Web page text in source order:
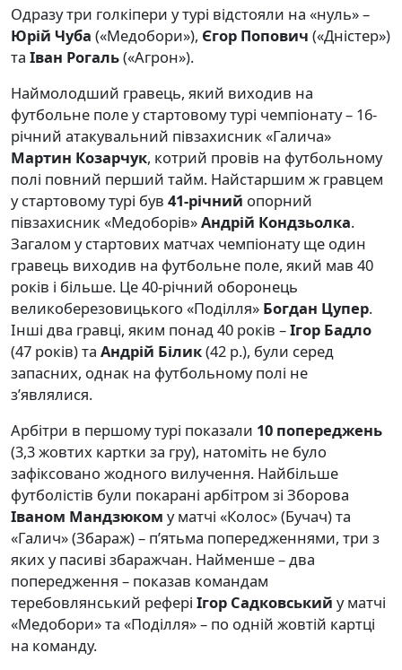
Одразу три голкіпери у турі відстояли на «нуль» –
Юрій Чуба («Медобори»), Єгор Попович («Дністер»)
та Іван Рогаль(«Агрон»).
Наймолодший гравець, який виходив на
футбольне поле у стартовому турі чемпіонату – 16-
річний атакувальний півзахисник «Галича»
Мартин Козарчук, котрий провів на футбольному
полі повний перший тайм. Найстаршим ж гравцем
у стартовому турі був 41-річний опорний
півзахисник «Медоборів»Андрій Кондзьолка.
Загалом у стартових матчах чемпіонату ще один
гравець виходив на футбольне поле, який мав 40
років і більше. Це 40-річний оборонець
великоберезовицького «Поділля» Богдан Цупер.
Інші два гравці, яким понад 40 років –Ігор Бадло
(47 років) та Андрій Білик(42 р.), були серед
запасних, однак на футбольному полі не
з’являлися.
Арбітри в першому турі показали 10 попереджень
(3,3 жовтих картки за гру), натоміть не було
зафіксовано жодного вилучення. Найбільше
футболістів були покарані арбітром зі Зборова
Іваном Мандзюком у матчі «Колос» (Бучач) та
«Галич» (Збараж) – п’ятьма попередженнями, три з
яких у пасиві збаражчан. Найменше – два
попередження – показав командам
теребовлянський рефері Ігор Садковський у матчі
«Медобори» та «Поділля» – по одній жовтій картці
на команду.